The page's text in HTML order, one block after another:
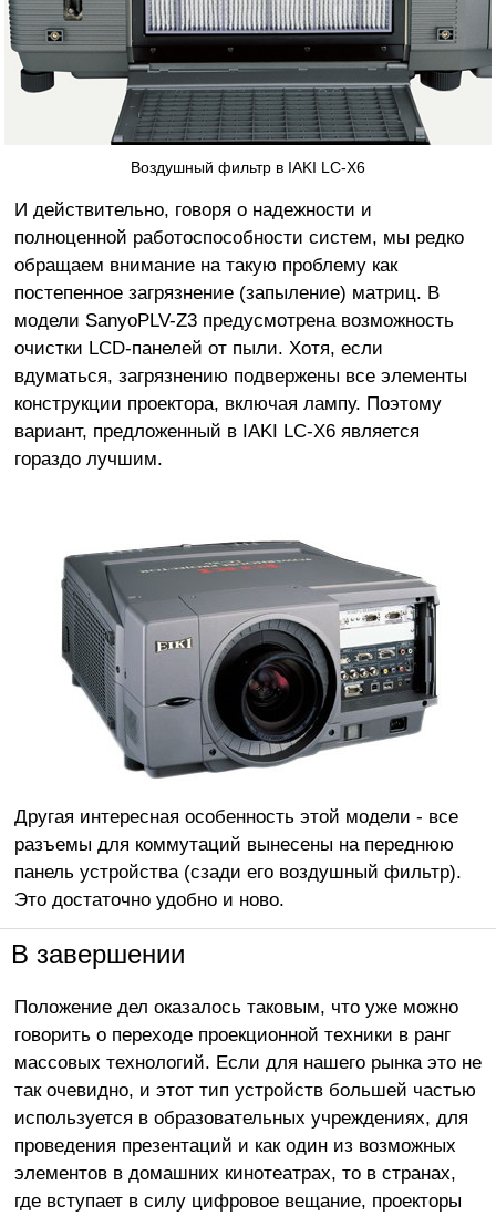
Воздушный фильтр в IAKI LC-X6
И действительно, говоря о надежности и
полноценной работоспособности систем, мы редко
обращаем внимание на такую проблему как
постепенное загрязнение (запыление) матриц. В
модели SanyoPLV-Z3 предусмотрена возможность
очистки LCD-панелей от пыли. Хотя, если
вдуматься, загрязнению подвержены все элементы
конструкции проектора, включая лампу. Поэтому
вариант, предложенный в IAKI LC-X6 является
гораздо лучшим.
Другая интересная особенность этой модели - все
разъемы для коммутаций вынесены на переднюю
панель устройства (сзади его воздушный фильтр).
Это достаточно удобно и ново.
В завершении
Положение дел оказалось таковым, что уже можно
говорить о переходе проекционной техники в ранг
массовых технологий. Если для нашего рынка это не
так очевидно, и этот тип устройств большей частью
используется в образовательных учреждениях, для
проведения презентаций и как один из возможных
элементов в домашних кинотеатрах, то в странах,
где вступает в силу цифровое вещание, проекторы